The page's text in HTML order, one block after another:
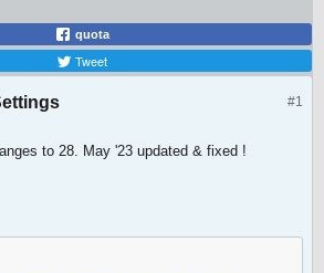
quota
Tweet
#1
to 28. May '23 updated & fixed !